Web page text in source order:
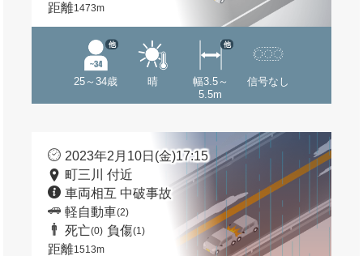
距離1473m
25～34歳
他
晴
幅3.5～
5.5m
他
信号なし
2023年2月10日(金)17:15
町三川 付近
車両相互 中破事故
軽自動車(2)
死亡(0) 負傷(1)
距離1513m